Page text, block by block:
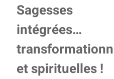
Sagesses
intégrées…
et spirituelles !